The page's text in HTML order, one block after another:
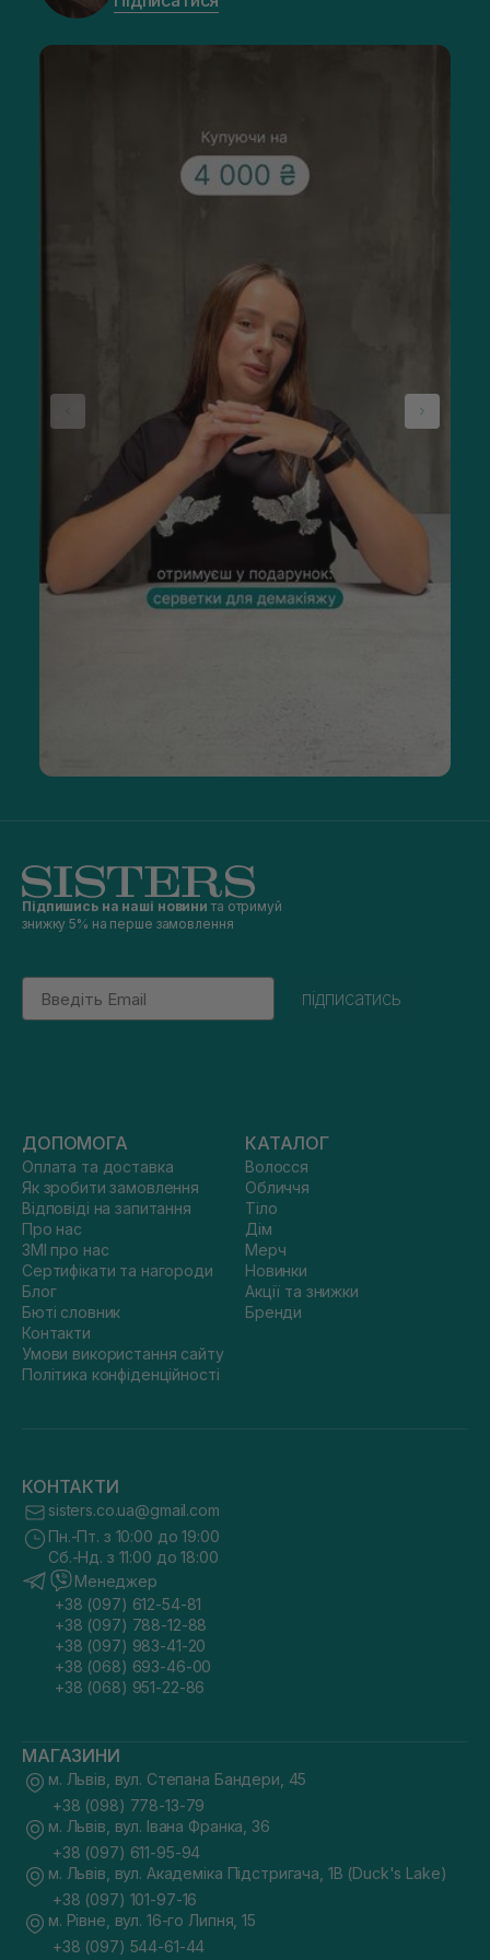
Підпишись на наші новини та отримуй
знижку 5% на перше замовлення
Email
підписатись
ДОПОМОГА
Оплата та доставка
Як зробити замовлення
Відповіді на запитання
Про нас
ЗМІ про нас
Сертифікати та нагороди
Блог
Бюті словник
Контакти
Умови використання сайту
Політика конфіденційності
КАТАЛОГ
Волосся
Обличчя
Тіло
Дім
Мерч
Новинки
Акції та знижки
Бренди
КОНТАКТИ
sisters.co.ua@gmail.com
Пн.-Пт. з 10:00 до 19:00
Сб.-Нд. з 11:00 до 18:00
Менеджер
+38 (097) 612-54-81
+38 (097) 788-12-88
+38 (097) 983-41-20
+38 (068) 693-46-00
+38 (068) 951-22-86
МАГАЗИНИ
м. Львів, вул. Степана Бандери, 45
+38 (098) 778-13-79
м. Львів, вул. Івана Франка, 36
+38 (097) 611-95-94
м. Львів, вул. Академіка Підстригача, 1В (Duck's Lake)
+38 (097) 101-97-16
м. Рівне, вул. 16-го Липня, 15
+38 (097) 544-61-44